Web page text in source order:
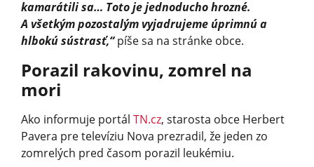
kamarátili sa… Toto je jednoducho hrozné.
A všetkým pozostalým vyjadrujeme úprimnú a
hlbokú sústrasť,“píše sa na stránke obce.
Porazil rakovinu, zomrel na
mori
Ako informuje portál TN.cz, starosta obce Herbert
Pavera pre televíziu Nova prezradil, že jeden zo
zomrelých pred časom porazil leukémiu.